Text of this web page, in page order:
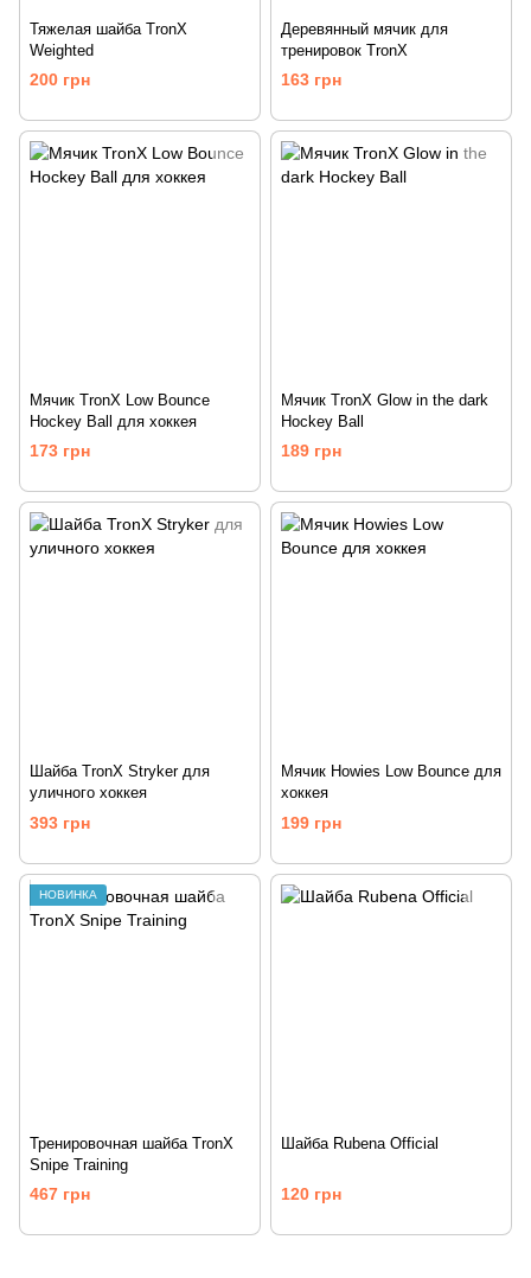
Тяжелая шайба TronX
Weighted
200 грн
Деревянный мячик для
тренировок TronX
163 грн
Мячик TronX Low Bounce
Hockey Ball для хоккея
173 грн
Мячик TronX Glow in the dark
Hockey Ball
189 грн
Шайба TronX Stryker для
уличного хоккея
393 грн
Мячик Howies Low Bounce для
хоккея
199 грн
НОВИНКА
Тренировочная шайба TronX
Snipe Training
467 грн
Шайба Rubena Official
120 грн